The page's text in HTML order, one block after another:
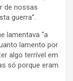
de nossas
guerra”.
lamentava “a
lamento por
algo terrível em
só porque eram